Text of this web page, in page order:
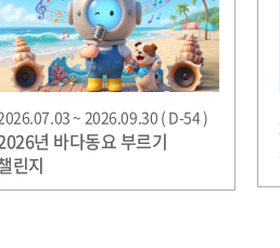
~ 2026.09.30 ( D-54 )
년 바다동요 부르기
린지